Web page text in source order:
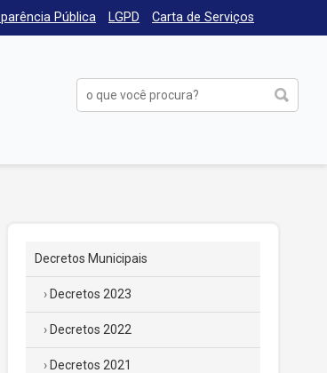
Pública LGPD Carta de Serviços
Decretos Municipais
Decretos 2023
Decretos 2022
Decretos 2021